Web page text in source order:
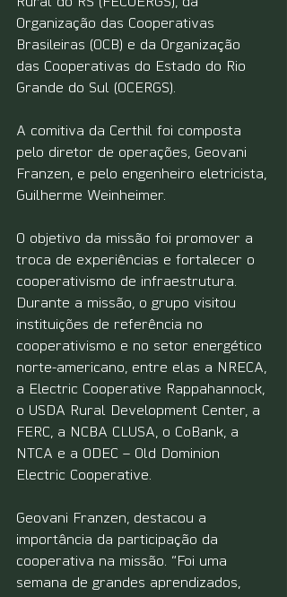
Organização das Cooperativas
Brasileiras (OCB) e da Organização
das Cooperativas do Estado do Rio
Grande do Sul (OCERGS).
A comitiva da Certhil foi composta
pelo diretor de operações, Geovani
Franzen, e pelo engenheiro eletricista,
Guilherme Weinheimer.
O objetivo da missão foi promover a
troca de experiências e fortalecer o
cooperativismo de infraestrutura.
Durante a missão, o grupo visitou
instituições de referência no
cooperativismo e no setor energético
norte-americano, entre elas a NRECA,
a Electric Cooperative Rappahannock,
o USDA Rural Development Center, a
FERC, a NCBA CLUSA, o CoBank, a
NTCA e a ODEC – Old Dominion
Electric Cooperative.
Geovani Franzen, destacou a
importância da participação da
cooperativa na missão. “Foi uma
semana de grandes aprendizados,